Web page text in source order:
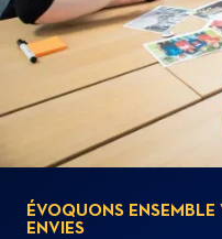
ÉVOQUONS
ENVIES